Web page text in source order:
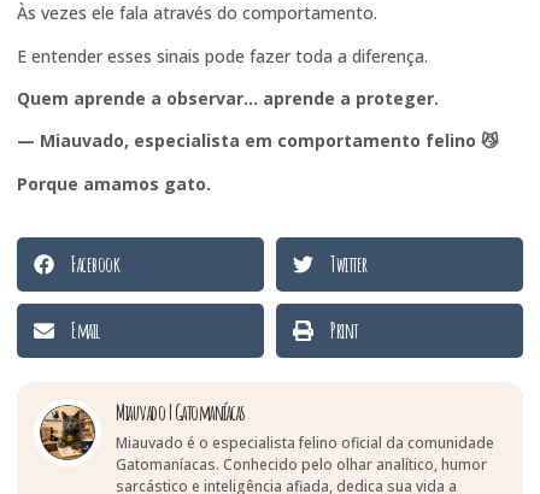
Às vezes ele fala através do comportamento.
E entender esses sinais pode fazer toda a diferença.
Quem aprende a observar… aprende a proteger.
— Miauvado, especialista em comportamento felino 😼
Porque amamos gato.
Facebook Twitter
Email Print
Miauvado | Gatomaníacas
Miauvado é o especialista felino oficial da comunidade
Gatomaníacas. Conhecido pelo olhar analítico, humor
sarcástico e inteligência afiada, dedica sua vida a